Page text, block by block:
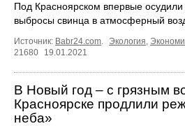
Под Красноярском впервые
выбросы свинца в атмосферный
Источник: Babr24.com Экология
21680
19.01.2021
В Новый год – с грязным
Красноярске продлили
неба»